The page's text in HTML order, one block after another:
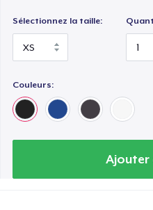
Sélectionnez la taille:
Couleurs:
Ajouter